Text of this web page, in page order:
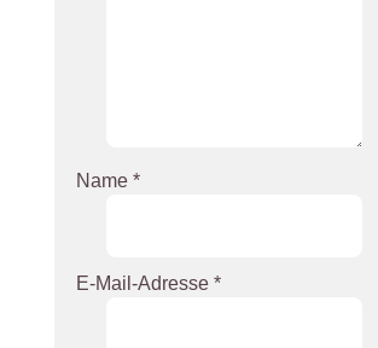
Name *
E-Mail-Adresse *